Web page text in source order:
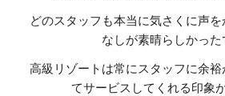
どのスタッフも本当に気さくに声
なしが素晴らしかった
高級リゾートは常にスタッフに余
てサービスしてくれる印象